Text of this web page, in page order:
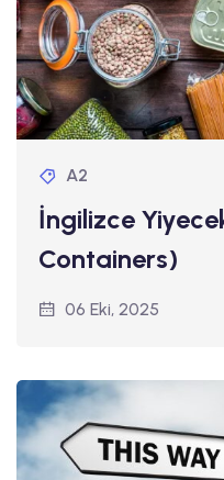
A2
İngilizce
Containers)
06 Eki, 2025